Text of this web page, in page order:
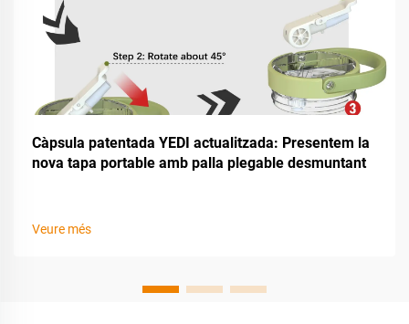
Càpsula patentada YEDI actualitzada: Presentem la
nova tapa portable amb palla plegable desmuntant
Veure més